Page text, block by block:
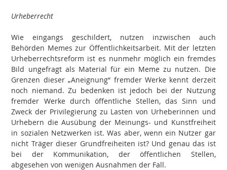
Urheberrecht
Wie eingangs geschildert, nutzen inzwischen auch
Behörden Memes zur Öffentlichkeitsarbeit. Mit der letzten
Urheberrechtsreform ist es nunmehr möglich ein fremdes
Bild ungefragt als Material für ein Meme zu nutzen. Die
Grenzen dieser „Aneignung“ fremder Werke kennt derzeit
noch niemand. Zu bedenken ist jedoch bei der Nutzung
fremder Werke durch öffentliche Stellen, das Sinn und
Zweck der Privilegierung zu Lasten von Urheberinnen und
Urhebern die Ausübung der Meinungs- und Kunstfreiheit
in sozialen Netzwerken ist. Was aber, wenn ein Nutzer gar
nicht Träger dieser Grundfreiheiten ist? Und genau das ist
bei der Kommunikation, der öffentlichen Stellen,
abgesehen von wenigen Ausnahmen der Fall.